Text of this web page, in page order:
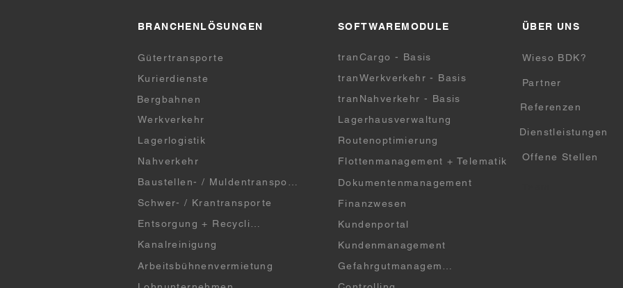
BRANCHENLÖSUNGEN
Gütertransporte
Kurierdienste
Werkverkehr
Bergbahnen
Lagerlogistik
Nahverkehr
Schwer- / Krantransporte
Kanalreinigung
Arbeitsbühnenvermietung
SOFTWAREMODULE
tranCargo - Basis
tranWerkverkehr - Basis
tranNahverkehr - Basis
Lagerhausverwaltung
Routenoptimierung
Flottenmanagement + Telematik
Dokumentenmanagement
Finanzwesen
ÜBER UNS
Wieso BDK?
Partner
Referenzen
Dienstleistungen
Offene Stellen
Kundenportal
Kundenmanagement